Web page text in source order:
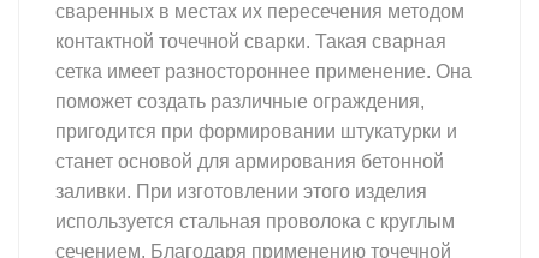
сваренных в местах их пересечения методом
контактной точечной сварки. Такая сварная
сетка имеет разностороннее применение. Она
поможет создать различные ограждения,
пригодится при формировании штукатурки и
станет основой для армирования бетонной
заливки. При изготовлении этого изделия
используется стальная проволока с круглым
сечением. Благодаря применению точечной